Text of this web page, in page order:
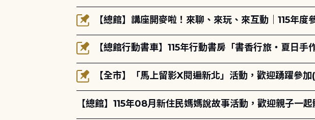
【總館】講座開麥啦！來聊、來玩、來互動｜115年度
【總館行動書車】115年行動書房「書香行旅・夏日
【全市】「馬上留影X閱遍新北」活動，歡迎踴躍參加
【總館】115年08月新住民媽媽說故事活動，歡迎親子一